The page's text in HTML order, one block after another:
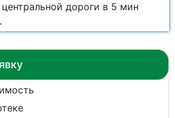
дороги в 5 мин